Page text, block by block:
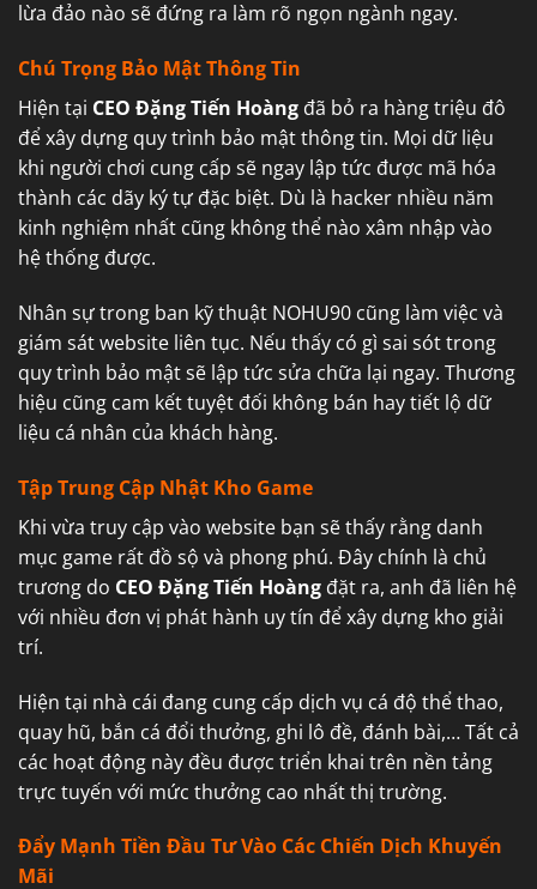
lừa đảo nào sẽ đứng ra làm rõ ngọn ngành ngay.
Chú Trọng Bảo Mật Thông Tin
Hiện tại CEO Đặng Tiến Hoàng đã bỏ ra hàng triệu đô
để xây dựng quy trình bảo mật thông tin. Mọi dữ liệu
khi người chơi cung cấp sẽ ngay lập tức được mã hóa
thành các dãy ký tự đặc biệt. Dù là hacker nhiều năm
kinh nghiệm nhất cũng không thể nào xâm nhập vào
hệ thống được.
Nhân sự trong ban kỹ thuật NOHU90 cũng làm việc và
giám sát website liên tục. Nếu thấy có gì sai sót trong
quy trình bảo mật sẽ lập tức sửa chữa lại ngay. Thương
hiệu cũng cam kết tuyệt đối không bán hay tiết lộ dữ
liệu cá nhân của khách hàng.
Tập Trung Cập Nhật Kho Game
Khi vừa truy cập vào website bạn sẽ thấy rằng danh
mục game rất đồ sộ và phong phú. Đây chính là chủ
trương do CEO Đặng Tiến Hoàng đặt ra, anh đã liên hệ
với nhiều đơn vị phát hành uy tín để xây dựng kho giải
trí.
Hiện tại nhà cái đang cung cấp dịch vụ cá độ thể thao,
quay hũ, bắn cá đổi thưởng, ghi lô đề, đánh bài,… Tất cả
các hoạt động này đều được triển khai trên nền tảng
trực tuyến với mức thưởng cao nhất thị trường.
Đẩy Mạnh Tiền Đầu Tư Vào Các Chiến Dịch Khuyến
Mãi